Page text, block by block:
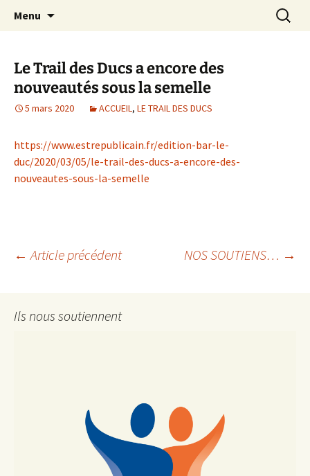
AMB55
Le site web de l'Association Multisports
Barisienne : Badminton, course à pied,
Menu
Le Trail des Ducs a encore des
nouveautés sous la semelle
5 mars 2020 ACCUEIL, LE TRAIL DES DUCS
https://www.estrepublicain.fr/edition-bar-le-
duc/2020/03/05/le-trail-des-ducs-a-encore-des-
nouveautes-sous-la-semelle
Navigation
des
← Article précédent NOS SOUTIENS… →
Ils nous soutiennent